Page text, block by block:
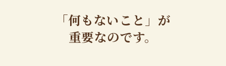
「何もないこと」が
重要なのです。